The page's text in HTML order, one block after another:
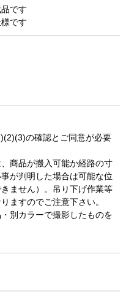
です
です
の確認とご同意が必要
商品が搬入可能か経路の寸
が判明した場合は可能な位
ません）。吊り下げ作業等
ますのでご注意下さい。
別カラーで撮影したものを